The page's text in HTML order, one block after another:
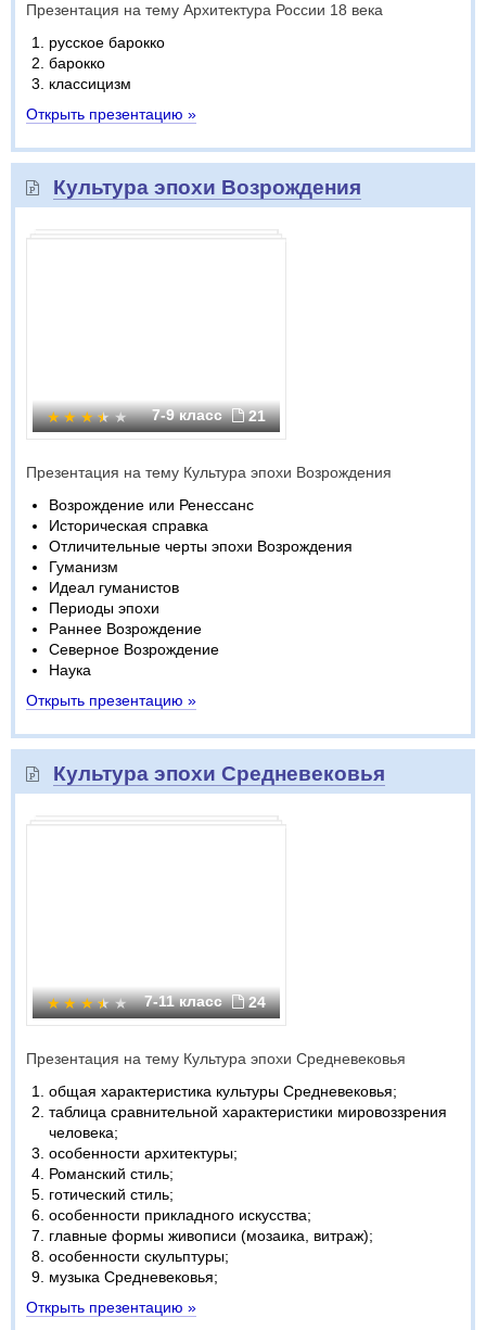
Презентация на тему Архитектура России 18 века
русское барокко
барокко
классицизм
Открыть презентацию »
Культура эпохи Возрождения
7-9 класс 21
Презентация на тему Культура эпохи Возрождения
Возрождение или Ренессанс
Историческая справка
Отличительные черты эпохи Возрождения
Гуманизм
Идеал гуманистов
Периоды эпохи
Раннее Возрождение
Северное Возрождение
Наука
Открыть презентацию »
Культура эпохи Средневековья
7-11 класс 24
Презентация на тему Культура эпохи Средневековья
общая характеристика культуры Средневековья;
таблица сравнительной характеристики мировоззрения
человека;
особенности архитектуры;
Романский стиль;
готический стиль;
особенности прикладного искусства;
главные формы живописи (мозаика, витраж);
особенности скульптуры;
музыка Средневековья;
Открыть презентацию »